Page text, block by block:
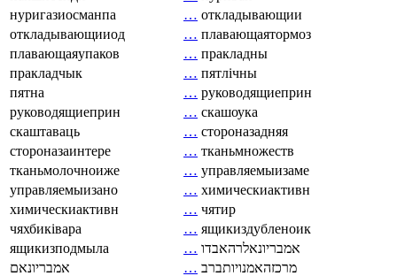
нуригазиосманпа
… откладывающии
откладывающииод
… плавающаятормоз
плавающаяупаков
… пракладны
пракладчык
… пятлічны
пятна
… руководящиеприн
руководящиеприн
… скашоука
скаштаваць
… стороназадняя
стороназаинтере
… тканьмножеств
тканьмолочноиже
… управляемыизаме
управляемыизано
… химическиактивн
химическиактивн
… чятир
чяхбиківара
… ящикиздубленоик
ящикизподмыла
… אמבריונאלרהאבדו
אמבריונאם
… מרכזהאמנויותברב